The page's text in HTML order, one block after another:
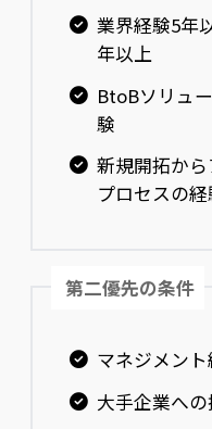
業界経験5年
年以上
BtoBソリュ
験
新規開拓か
プロセスの経
第二優先の条件
マネジメント
大手企業へ